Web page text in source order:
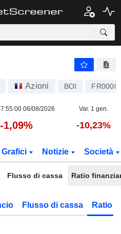
Azioni BOI
06/08/2026 Var. 1 gen.
-1,09% -10,23%
Grafici Notizie Società
Flusso di cassa Ratio
Flusso di cassa Ratio